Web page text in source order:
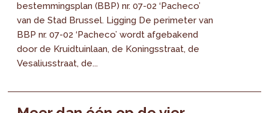
bestemmingsplan (BBP) nr. 07-02 ‘Pacheco’
van de Stad Brussel. Ligging De perimeter van
BBP nr. 07-02 ‘Pacheco’ wordt afgebakend
door de Kruidtuinlaan, de Koningsstraat, de
Vesaliusstraat, de...